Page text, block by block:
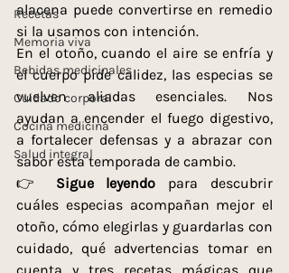
Recetas
Memoria viva
Bebidas medicinales
Cuidado corporal
Cocina medicina
Salud integral
alacena puede convertirse en remedio
si la usamos con intención.
En el otoño, cuando el aire se enfría y
el cuerpo pide calidez, las especias se
vuelven aliadas esenciales. Nos
ayudan a encender el fuego digestivo,
a fortalecer defensas y a abrazar con
sabor esta temporada de cambio.
👉 Sigue leyendo para descubrir
cuáles especias acompañan mejor el
otoño, cómo elegirlas y guardarlas con
cuidado, qué advertencias tomar en